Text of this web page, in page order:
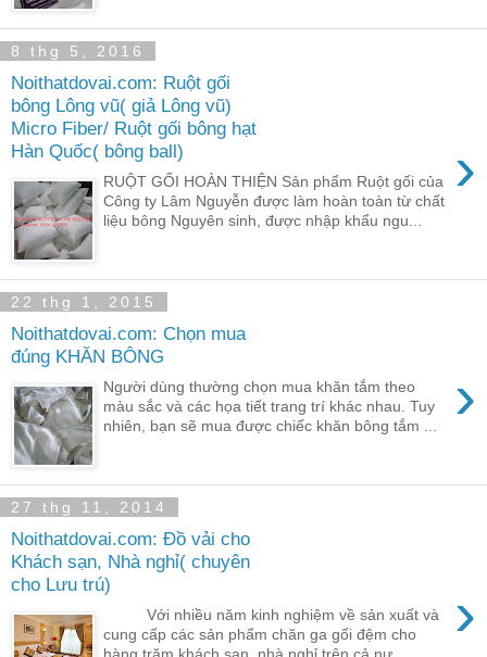
8 thg 5, 2016
Noithatdovai.com: Ruột gối
bông Lông vũ( giả Lông vũ)
Micro Fiber/ Ruột gối bông hạt
Hàn Quốc( bông ball)
›
RUỘT GỐI HOÀN THIỆN Sản phẩm Ruột gối của
Công ty Lâm Nguyễn được làm hoàn toàn từ chất
liệu bông Nguyên sinh, được nhập khẩu ngu...
22 thg 1, 2015
Noithatdovai.com: Chọn mua
đúng KHĂN BÔNG
›
Người dùng thường chọn mua khăn tắm theo
màu sắc và các họa tiết trang trí khác nhau. Tuy
nhiên, bạn sẽ mua được chiếc khăn bông tắm ...
27 thg 11, 2014
Noithatdovai.com: Đồ vải cho
Khách sạn, Nhà nghỉ( chuyên
cho Lưu trú)
›
Với nhiều năm kinh nghiệm về sản xuất và
cung cấp các sản phẩm chăn ga gối đệm cho